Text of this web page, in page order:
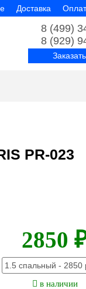
Доставка
8 (499)
8 (929)
PR-023
2850
в наличии